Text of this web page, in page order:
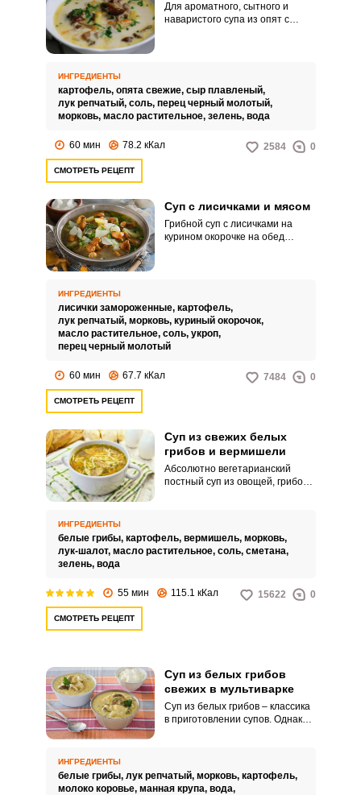
Для ароматного, сытного и
наваристого супа из опят с
плавленый сыр, желательно с
добавлением грибов и грибным
вкусом.
ИНГРЕДИЕНТЫ
картофель, опята свежие, сыр плавленый,
лук репчатый, соль, перец черный молотый,
морковь, масло растительное, зелень, вода
60 мин 78.2 кКал 2584 0
СМОТРЕТЬ РЕЦЕПТ
Суп с лисичками и мясом
Грибной суп с лисичками на
курином окорочке на обед
так и замороженные.
ИНГРЕДИЕНТЫ
лисички замороженные, картофель,
лук репчатый, морковь, куриный окорочок,
масло растительное, соль, укроп,
перец черный молотый
60 мин 67.7 кКал 7484 0
СМОТРЕТЬ РЕЦЕПТ
Суп из свежих белых
грибов и вермишели
Абсолютно вегетарианский
постный суп из овощей, грибов и
калорийный, подойдет также
тем, кто следит за своей
ИНГРЕДИЕНТЫ
белые грибы, картофель, вермишель, морковь,
лук-шалот, масло растительное, соль, сметана,
зелень, вода
55 мин 115.1 кКал 15622 0
СМОТРЕТЬ РЕЦЕПТ
Суп из белых грибов
свежих в мультиварке
Суп из белых грибов – классика
в приготовлении супов. Однако
ИНГРЕДИЕНТЫ
белые грибы, лук репчатый, морковь, картофель,
молоко коровье, манная крупа, вода,